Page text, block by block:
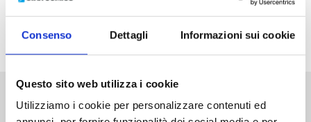
Consenso Dettagli Informazioni sui cookie
Questo sito web utilizza i cookie
Utilizziamo i cookie per personalizzare contenuti ed